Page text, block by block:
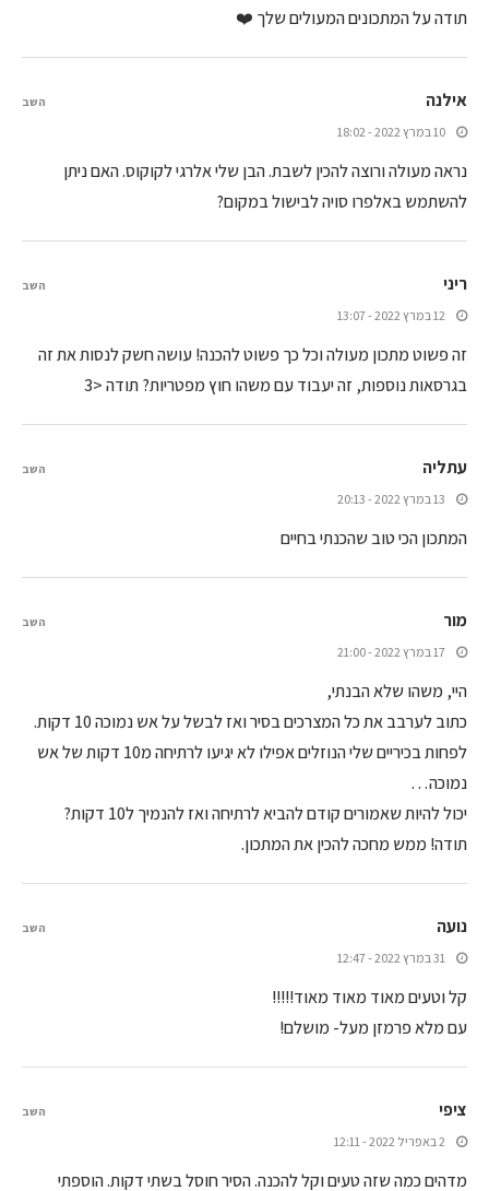
תודה על המתכונים המעולים שלך ❤️
אילנה
10 במרץ 2022 - 18:02
נראה מעולה ורוצה להכין לשבת. הבן שלי אלרגי לקוקוס. האם ניתן
להשתמש באלפרו סויה לבישול במקום?
השב
ריני
12 במרץ 2022 - 13:07
זה פשוט מתכון מעולה וכל כך פשוט להכנה! עושה חשק לנסות את זה
בגרסאות נוספות, זה יעבוד עם משהו חוץ מפטריות? תודה <3
השב
עתליה
13 במרץ 2022 - 20:13
המתכון הכי טוב שהכנתי בחיים
השב
מור
17 במרץ 2022 - 21:00
היי, משהו שלא הבנתי,
כתוב לערבב את כל המצרכים בסיר ואז לבשל על אש נמוכה 10 דקות.
לפחות בכיריים שלי הנוזלים אפילו לא יגיעו לרתיחה מ10 דקות של אש
נמוכה…
יכול להיות שאמורים קודם להביא לרתיחה ואז להנמיך ל10 דקות?
תודה! ממש מחכה להכין את המתכון.
השב
נועה
31 במרץ 2022 - 12:47
קל וטעים מאוד מאוד מאוד!!!!!
עם מלא פרמזן מעל- מושלם!
השב
ציפי
2 באפריל 2022 - 12:11
מדהים כמה שזה טעים וקל להכנה. הסיר חוסל בשתי דקות. הוספתי
השב